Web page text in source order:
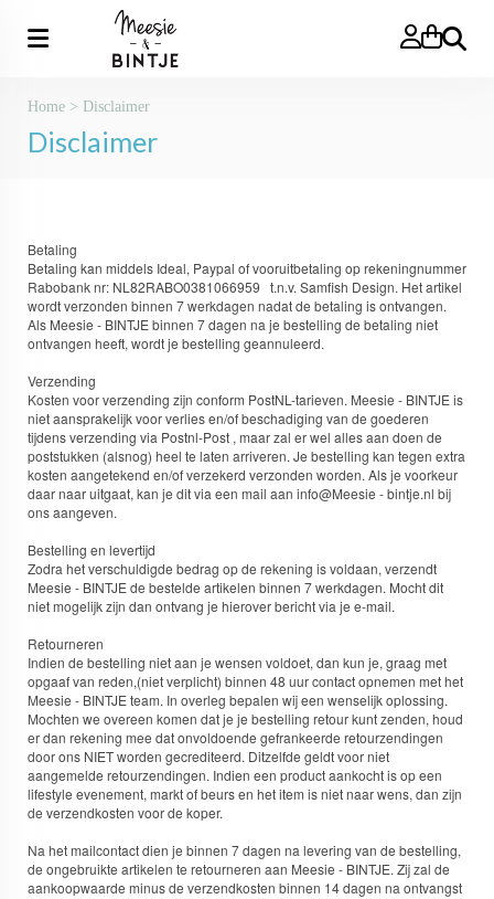
Zoeken
Home > Disclaimer
Disclaimer
Betaling
Betaling kan middels Ideal, Paypal of vooruitbetaling op rekeningnummer
Rabobank nr: NL82RABO0381066959 t.n.v. Samfish Design. Het artikel
wordt verzonden binnen 7 werkdagen nadat de betaling is ontvangen.
Als Meesie - BINTJE binnen 7 dagen na je bestelling de betaling niet
ontvangen heeft, wordt je bestelling geannuleerd.
Verzending
Kosten voor verzending zijn conform PostNL-tarieven. Meesie - BINTJE is
niet aansprakelijk voor verlies en/of beschadiging van de goederen
tijdens verzending via Postnl-Post , maar zal er wel alles aan doen de
poststukken (alsnog) heel te laten arriveren. Je bestelling kan tegen extra
kosten aangetekend en/of verzekerd verzonden worden. Als je voorkeur
daar naar uitgaat, kan je dit via een mail aan info@Meesie - bintje.nl bij
ons aangeven.
Bestelling en levertijd
Zodra het verschuldigde bedrag op de rekening is voldaan, verzendt
Meesie - BINTJE de bestelde artikelen binnen 7 werkdagen. Mocht dit
niet mogelijk zijn dan ontvang je hierover bericht via je e-mail.
Retourneren
Indien de bestelling niet aan je wensen voldoet, dan kun je, graag met
opgaaf van reden,(niet verplicht) binnen 48 uur contact opnemen met het
Meesie - BINTJE team. In overleg bepalen wij een wenselijk oplossing.
Mochten we overeen komen dat je je bestelling retour kunt zenden, houd
er dan rekening mee dat onvoldoende gefrankeerde retourzendingen
door ons NIET worden gecrediteerd. Ditzelfde geldt voor niet
aangemelde retourzendingen. Indien een product aankocht is op een
lifestyle evenement, markt of beurs en het item is niet naar wens, dan zijn
de verzendkosten voor de koper.
Na het mailcontact dien je binnen 7 dagen na levering van de bestelling,
de ongebruikte artikelen te retourneren aan Meesie - BINTJE. Zij zal de
aankoopwaarde minus de verzendkosten binnen 14 dagen na ontvangst